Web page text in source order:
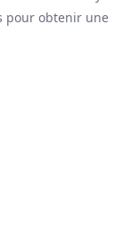
pour obtenir une